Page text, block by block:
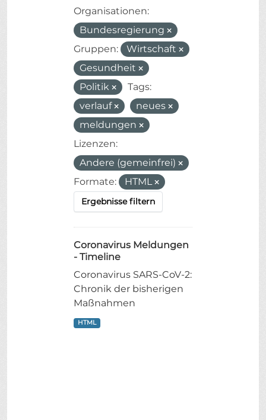
Organisationen:
Bundesregierung
Gruppen:
Wirtschaft
Gesundheit
Politik
Tags:
verlauf
neues
meldungen
Lizenzen:
Andere (gemeinfrei)
Formate:
HTML
Ergebnisse filtern
Coronavirus Meldungen
- Timeline
Coronavirus SARS-CoV-2:
Chronik der bisherigen
Maßnahmen
HTML